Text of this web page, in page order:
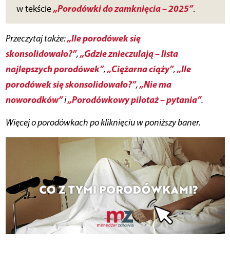
w tekście„Porodówki do zamknięcia – 2025”.
Przeczytaj także:„Ile porodówek się
skonsolidowało?”,„Gdzie znieczulają – lista
najlepszych porodówek”,„Ciężarna ciąży”,„Ile
porodówek się skonsolidowało?”,„Nie ma
noworodków”i„Porodówkowy pilotaż – pytania”.
Więcej o porodówkach po kliknięciu w poniższy baner.